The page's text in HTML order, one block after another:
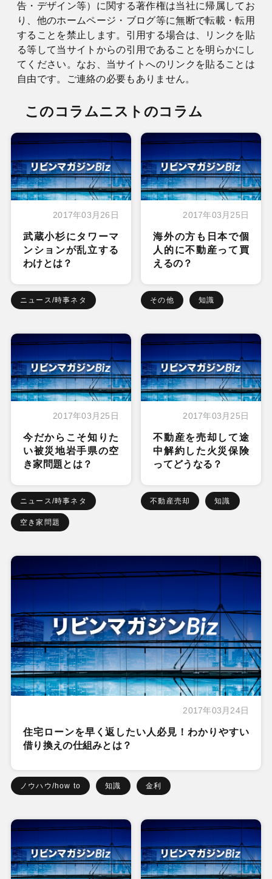
告・デザイン等）に関する著作権は当社に帰属してお
り、他のホームページ・ブログ等に無断で転載・転用
することを禁止します。引用する場合は、リンクを貼
る等して当サイトからの引用であることを明らかにし
てください。なお、当サイトへのリンクを貼ることは
自由です。ご連絡の必要もありません。
このコラムニストのコラム
2017年03月26日
武蔵小杉にタワーマ
ンションが乱立する
わけとは？
ニュース/時事ネタ
2017年03月25日
海外の方も日本で個
人的に不動産って買
えるの？
その他 知識
2017年03月25日
今だからこそ知りた
い被災地岩手県の空
き家問題とは？
ニュース/時事ネタ
空き家問題
2017年03月25日
不動産を売却して途
中解約した火災保険
ってどうなる？
不動産売却 知識
2017年03月24日
住宅ローンを早く返したい人必見！わかりやすい
借り換えの仕組みとは？
ノウハウ/how to 知識 金利